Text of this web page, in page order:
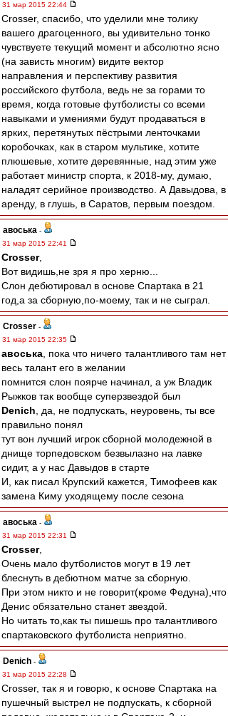
31 мар 2015 22:44
Crosser, спасибо, что уделили мне толику
вашего драгоценного, вы удивительно тонко
чувствуете текущий момент и абсолютно ясно
(на зависть многим) видите вектор
направления и перспективу развития
российского футбола, ведь не за горами то
время, когда готовые футболисты со всеми
навыками и умениями будут продаваться в
ярких, перетянутых пёстрыми ленточками
коробочках, как в старом мультике, хотите
плюшевые, хотите деревянные, над этим уже
работает министр спорта, к 2018-му, думаю,
наладят серийное производство. А Давыдова, в
аренду, в глушь, в Саратов, первым поездом.
авоська -
31 мар 2015 22:41
Crosser,
Вот видишь,не зря я про херню...
Слон дебютировал в основе Спартака в 21
год,а за сборную,по-моему, так и не сыграл.
Crosser -
31 мар 2015 22:35
авоська , пока что ничего талантливого там нет
весь талант его в желании
помнится слон поярче начинал, а уж Владик
Рыжков так вообще суперзвездой был
Denich , да, не подпускать, неуровень, ты все
правильно понял
тут вон лучший игрок сборной молодежной в
днище торпедовском безвылазно на лавке
сидит, а у нас Давыдов в старте
И, как писал Крупский кажется, Тимофеев как
замена Киму уходящему после сезона
авоська -
31 мар 2015 22:31
Crosser,
Очень мало футболистов могут в 19 лет
блеснуть в дебютном матче за сборную.
При этом никто и не говорит(кроме Федуна),что
Денис обязательно станет звездой.
Но читать то,как ты пишешь про талантливого
спартаковского футболиста неприятно.
Denich -
31 мар 2015 22:28
Crosser, так я и говорю, к основе Спартака на
пушечный выстрел не подпускать, к сборной